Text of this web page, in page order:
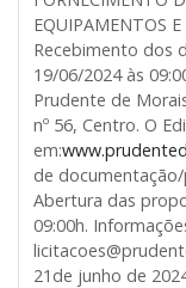
EQUIPAMENTOS
Recebimento dos
19/06/2024 às
Prudente de
nº 56, Centro. O
em:
de
Abertura das
09:00h.
21de junho de